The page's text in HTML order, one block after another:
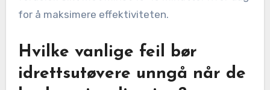
Øv visualisering konsekvent, ideelt sett daglig,
for å forsterke de mentale bildene og bygge
selvtillit over tid. Regelmessig praksis sikrer at